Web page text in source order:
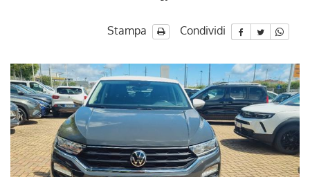
PRONTA CONSEGNA / KM 0
VEICOLI CON ECOBONUS
AUTO USATE
Stampa Condividi